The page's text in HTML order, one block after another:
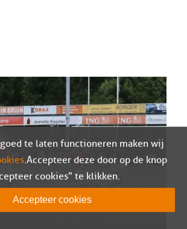
Berkum – Sparta Nijkerk
te laten functioneren maken wij
. Accepteer deze door op de knop
cookies" te klikken.
Accepteer cookies